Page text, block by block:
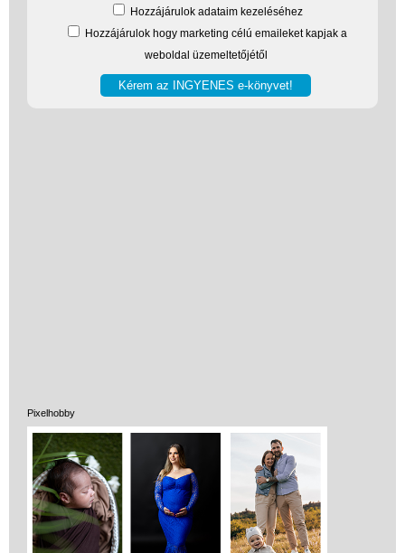
Hozzájárulok adataim kezeléséhez
Hozzájárulok hogy marketing célú emaileket kapjak a
weboldal üzemeltetőjétől
Pixelhobby
Akiket támogatunk
Garancia
Játék rendelés - Az internetes
vásárlás előnyei